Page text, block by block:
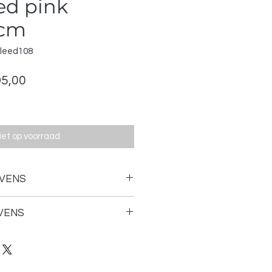
pink
op voorraad